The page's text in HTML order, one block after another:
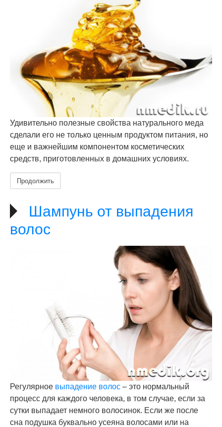
Удивительно полезные свойства натурального меда
сделали его не только ценным продуктом питания, но
еще и важнейшим компонентом косметических
средств, приготовленных в домашних условиях.
Продолжить
Шампунь от выпадения
волос
Регулярное выпадение волос – это нормальный
процесс для каждого человека, в том случае, если за
сутки выпадает немного волосинок. Если же после
сна подушка буквально усеяна волосами или на